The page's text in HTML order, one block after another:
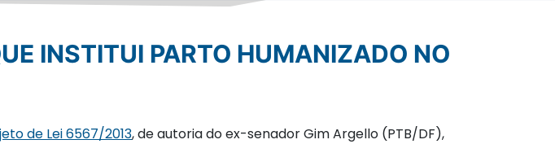
de Lei 6567/2013, de autoria do ex-senador Gim Argello (PTB/DF),